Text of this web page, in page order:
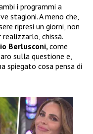
i programmi a
stagioni. A meno che,
ripresi un giorni, non
chissà.
Berlusconi,come
sulla questione e,
spiegato cosa pensa di